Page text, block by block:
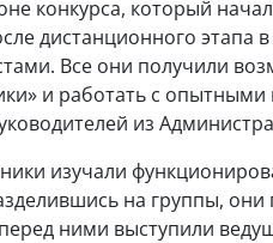
конкурса, который
дистанционного этапа
Все они получили
и работать с опытными
из
изучали
на группы,
ними выступили